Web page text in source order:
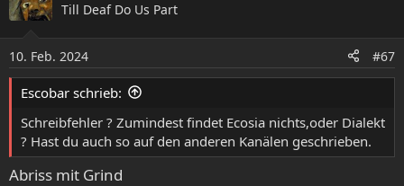
Till Deaf Do Us Part
10. Feb. 2024 #67
Escobar schrieb:
Schreibfehler ? Zumindest findet Ecosia nichts,oder Dialekt
? Hast du auch so auf den anderen Kanälen geschrieben.
Abriss mit Grind